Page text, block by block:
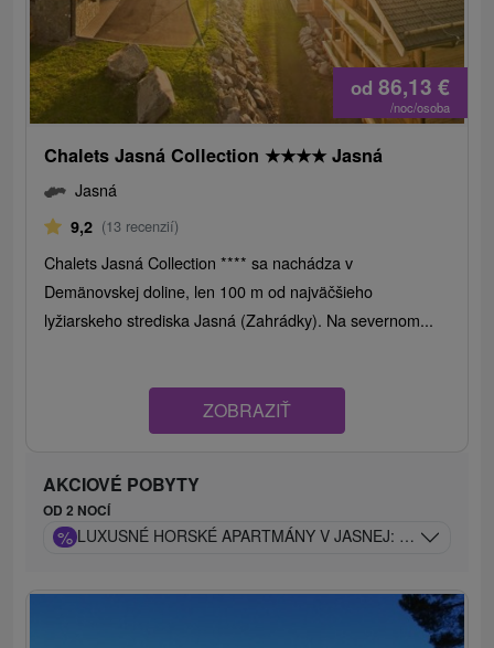
od 86,13 €
/noc/osoba
Chalets Jasná Collection ★★★★ Jasná
Jasná
9,2 (13 recenzií)
Chalets Jasná Collection **** sa nachádza v
Demänovskej doline, len 100 m od najväčšieho
lyžiarskeho strediska Jasná (Zahrádky). Na severnom...
ZOBRAZIŤ
AKCIOVÉ POBYTY
OD 2 NOCÍ
% LUXUSNÉ HORSKÉ APARTMÁNY V JASNEJ: